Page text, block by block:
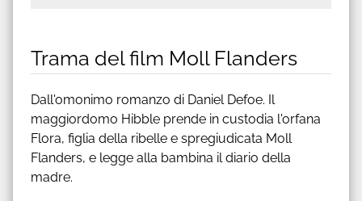
Trama del film Moll Flanders
Dall'omonimo romanzo di Daniel Defoe. Il
maggiordomo Hibble prende in custodia l'orfana
Flora, figlia della ribelle e spregiudicata Moll
Flanders, e legge alla bambina il diario della
madre.